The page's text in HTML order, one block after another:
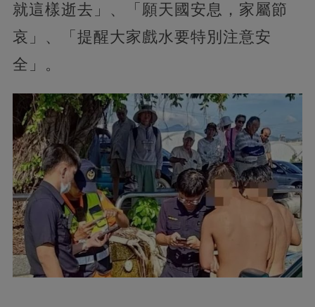
就這樣逝去」、「願天國安息，家屬節
哀」、「提醒大家戲水要特別注意安
全」。